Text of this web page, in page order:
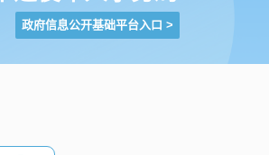
政府信息公开基础平台入口 >